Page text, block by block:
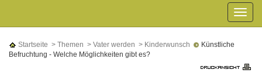
Toggle
Startseite > Themen > Vater werden > Kinderwunsch
Künstliche
Befruchtung - Welche Möglichkeiten gibt es?